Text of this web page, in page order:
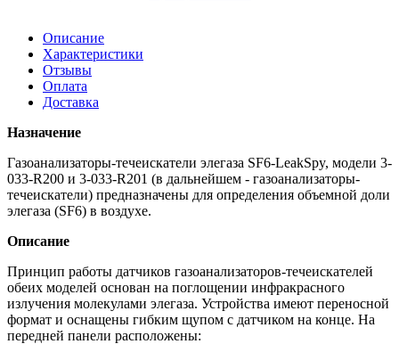
Описание
Характеристики
Отзывы
Оплата
Доставка
Назначение
Газоанализаторы-течеискатели элегаза SF6-LeakSpy, модели 3-
033-R200 и 3-033-R201 (в дальнейшем - газоанализаторы-
течеискатели) предназначены для определения объемной доли
элегаза (SF6) в воздухе.
Описание
Принцип работы датчиков газоанализаторов-течеискателей
обеих моделей основан на поглощении инфракрасного
излучения молекулами элегаза. Устройства имеют переносной
формат и оснащены гибким щупом с датчиком на конце. На
передней панели расположены: